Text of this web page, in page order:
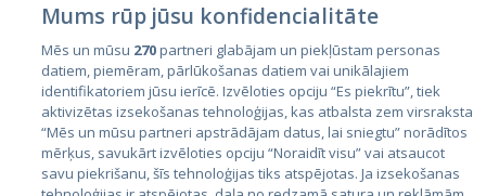
Valstis
Igaunija
Latvija
Mums rūp jūsu konfidencialitāte
Mēs un mūsu 270partneri glabājam un piekļūstam personas
datiem, piemēram, pārlūkošanas datiem vai unikālajiem
identifikatoriem jūsu ierīcē. Izvēloties opciju “Es piekrītu”, tiek
aktivizētas izsekošanas tehnoloģijas, kas atbalsta zem virsraksta
“Mēs un mūsu partneri apstrādājam datus, lai sniegtu” norādītos
mērķus, savukārt izvēloties opciju “Noraidīt visu” vai atsaucot
savu piekrišanu, šīs tehnoloģijas tiks atspējotas. Ja izsekošanas